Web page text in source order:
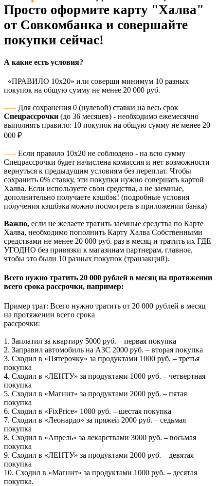
Просто оформите карту "Халва"
от Совкомбанка и совершайте
покупки сейчас!
А какие есть условия?
«ПРАВИЛО 10x20» или соверши минимум 10 разных
покупок на общую сумму не менее 20 000 руб.
----- Для сохранения 0 (нулевой) ставки на весь срок
Спецрассрочки (до 36 месяцев) - необходимо ежемесячно
выполнять правило: 10 покупок на общую сумму не менее 20
000 ₽
----- Если правило 10x20 не соблюдено - на всю сумму
Спецрассрочки будет начислена комиссия и нет возможности
вернуться к предыдущим условиям без переплат. Чтобы
сохранить 0% ставку, эти покупки нужно совершать картой
Халва. Если используете свои средства, а не заемные,
дополнительно получаете кэшбэк! (подробные условия
получения кэшбэка можно посмотреть в приложении банка)
Важно, если не желаете тратить заемные средства по Карте
Халва, необходимо пополнить Карту Халва Собственными
средствами не менее 20 000 руб. раз в месяц и тратить их ГДЕ
УГОДНО без привязки к магазинам партнерам, главное,
чтобы это были 10 разных покупок (транзакций).
Всего нужно тратить 20 000 рублей в месяц на протяжении
всего срока рассрочки, например:
Пример трат: Всего нужно тратить от 20 000 рублей в месяц
на протяжении всего срока
рассрочки:
1. Заплатил за квартиру 5000 руб. – первая покупка
2. Заправил автомобиль на АЗС 2000 руб. – вторая покупка
3. Сходил в «Пятерочку» за продуктами 1000 руб. – третья
покупка
4. Сходил в «ЛЕНТУ» за продуктами 1000 руб. – четвертная
покупка
5. Сходил в «Магнит» за продуктами 2000 руб. – пятая
покупка
6. Сходил в «FixPrice» 1000 руб. – шестая покупка
7. Сходил в «Леонардо» за пряжей 2000 руб. – седьмая
покупка
8. Сходил в «Апрель» за лекарствами 3000 руб. – восьмая
покупка
9. Сходил в «ЛЕНТУ» за продуктами 2000 руб. – девятая
покупка
10. Сходил в «Магнит» за продуктами 1000 руб. – десятая
покупка.